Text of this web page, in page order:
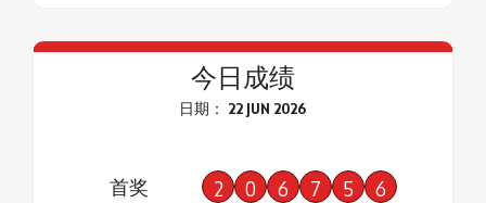
今日成绩
日期： 22 JUN 2026
首奖 2 0 6 7 5 6